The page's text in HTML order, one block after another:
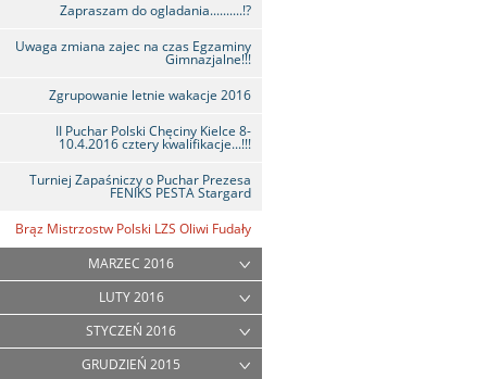
Zapraszam do ogladania..........!?
Uwaga zmiana zajec na czas Egzaminy
Gimnazjalne!!!
Zgrupowanie letnie wakacje 2016
II Puchar Polski Chęciny Kielce 8-
10.4.2016 cztery kwalifikacje...!!!
Turniej Zapaśniczy o Puchar Prezesa
FENIKS PESTA Stargard
Brąz Mistrzostw Polski LZS Oliwi Fudały
MARZEC 2016
LUTY 2016
STYCZEŃ 2016
GRUDZIEŃ 2015